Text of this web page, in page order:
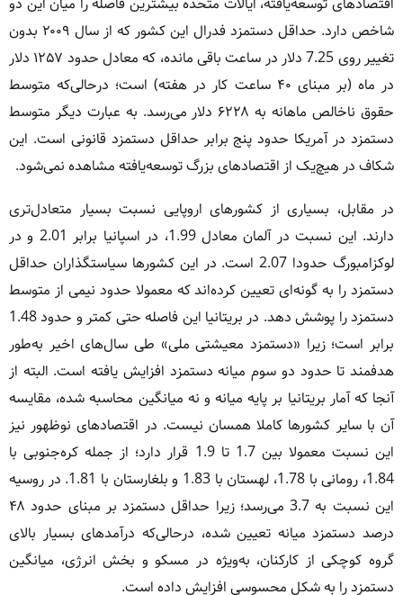
شاخص دارد. حداقل دستمزد فدرال این کشور که از سال ۲۰۰۹ بدون
تغییر روی 7.25 دلار در ساعت باقی مانده، که معادل حدود ۱۲۵۷ دلار
در ماه (بر مبنای ۴۰ ساعت کار در هفته) است؛ درحالی‌که متوسط
حقوق ناخالص ماهانه به ۶۲۲۸ دلار می‌رسد. به عبارت دیگر متوسط
دستمزد در آمریکا حدود پنج برابر حداقل دستمزد قانونی است. این
شکاف در هیچ‌یک از اقتصادهای بزرگ توسعه‌یافته مشاهده نمی‌شود.
در مقابل، بسیاری از کشورهای اروپایی نسبت بسیار متعادل‌تری
دارند. این نسبت در آلمان معادل 1.99، در اسپانیا برابر 2.01 و در
لوکزامبورگ حدودا 2.07 است. در این کشورها سیاستگذاران حداقل
دستمزد را به گونه‌ای تعیین کرده‌اند که معمولا حدود نیمی از متوسط
دستمزد را پوشش دهد. در بریتانیا این فاصله حتی کمتر و حدود 1.48
برابر است؛ زیرا «دستمزد معیشتی ملی» طی سال‌های اخیر به‌طور
هدفمند تا حدود دو سوم میانه دستمزد افزایش یافته است. البته از
آنجا که آمار بریتانیا بر پایه میانه و نه میانگین محاسبه شده، مقایسه
آن با سایر کشورها کاملا همسان نیست. در اقتصادهای نوظهور نیز
این نسبت معمولا بین 1.7 تا 1.9 قرار دارد؛ از جمله کره‌جنوبی با
1.84، رومانی با 1.78، لهستان با 1.83 و بلغارستان با 1.81. در روسیه
این نسبت به 3.7 می‌رسد؛ زیرا حداقل دستمزد بر مبنای حدود ۴۸
درصد دستمزد میانه تعیین شده، درحالی‌که درآمدهای بسیار بالای
گروه کوچکی از کارکنان، به‌ویژه در مسکو و بخش انرژی، میانگین
دستمزد را به شکل محسوسی افزایش داده است.